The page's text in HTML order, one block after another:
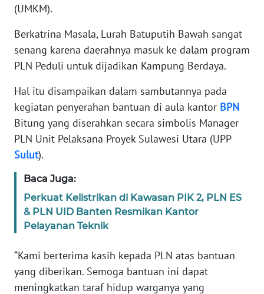
(UMKM).
Berkatrina Masala, Lurah Batuputih Bawah sangat
senang karena daerahnya masuk ke dalam program
PLN Peduli untuk dijadikan Kampung Berdaya.
Hal itu disampaikan dalam sambutannya pada
kegiatan penyerahan bantuan di aula kantor BPN
Bitung yang diserahkan secara simbolis Manager
PLN Unit Pelaksana Proyek Sulawesi Utara (UPP
Sulut).
Baca Juga:
Perkuat Kelistrikan di Kawasan PIK 2, PLN ES
& PLN UID Banten Resmikan Kantor
Pelayanan Teknik
“Kami berterima kasih kepada PLN atas bantuan
yang diberikan. Semoga bantuan ini dapat
meningkatkan taraf hidup warganya yang
WN
WN
JABAR
BANTEN
WN
NTT
KEPRI
WN
WN
PAPUA